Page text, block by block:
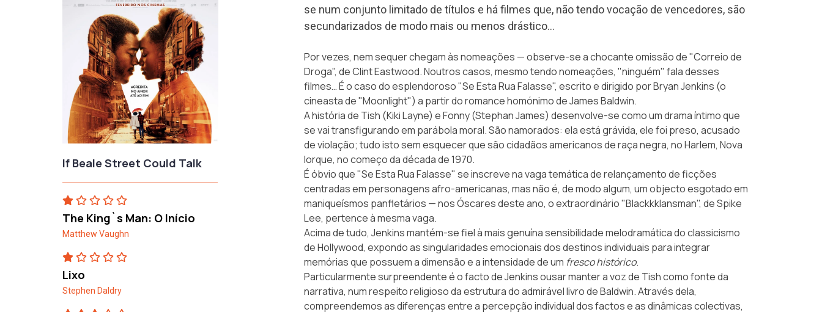
If Beale Street Could Talk
The King`s Man: O Início
Matthew Vaughn
Lixo
Stephen Daldry
se num conjunto limitado de títulos e há filmes que, não tendo vocação de vencedores, são
secundarizados de modo mais ou menos drástico…
Por vezes, nem sequer chegam às nomeações — observe-se a chocante omissão de "Correio de
Droga", de Clint Eastwood. Noutros casos, mesmo tendo nomeações, "ninguém" fala desses
filmes… É o caso do esplendoroso"Se Esta Rua Falasse", escrito e dirigido por Bryan Jenkins (o
cineasta de "Moonlight") a partir do romance homónimo deJames Baldwin.
A história de Tish (Kiki Layne) e Fonny (Stephan James) desenvolve-se como um drama íntimo que
se vai transfigurando em parábola moral. São namorados: ela está grávida, ele foi preso, acusado
de violação; tudo isto sem esquecer que são cidadãos americanos de raça negra, no Harlem, Nova
Iorque, no começo da década de 1970.
É óbvio que "Se Esta Rua Falasse" se inscreve na vaga temática de relançamento de ficções
centradas em personagens afro-americanas, mas não é, de modo algum, um objecto esgotado em
maniqueísmos panfletários — nos Óscares deste ano, o extraordinário "Blackkklansman", de Spike
Lee, pertence à mesma vaga.
Acima de tudo, Jenkins mantém-se fiel à mais genuína sensibilidade melodramática do classicismo
de Hollywood, expondo as singularidades emocionais dos destinos individuais para integrar
memórias que possuem a dimensão e a intensidade de um fresco histórico.
Particularmente surpreendente é o facto de Jenkins ousar manter a voz de Tish como fonte da
narrativa, num respeito religioso da estrutura do admirável livro de Baldwin. Através dela,
compreendemos as diferenças entre a percepção individual dos factos e as dinâmicas colectivas,